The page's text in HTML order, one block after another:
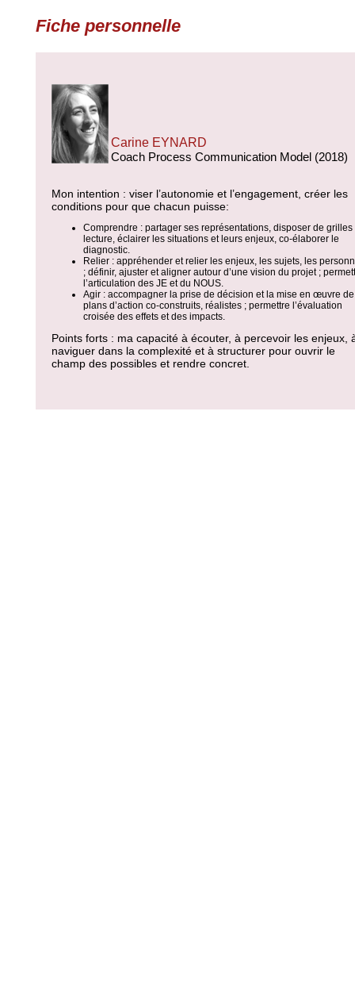
Fiche personnelle
Carine EYNARD
Coach Process Communication Model (2018)
Mon intention : viser l’autonomie et l’engagement, créer les
conditions pour que chacun puisse:
Comprendre : partager ses représentations, disposer de grilles
lecture, éclairer les situations et leurs enjeux, co-élaborer le
diagnostic.
Relier : appréhender et relier les enjeux, les sujets, les
; définir, ajuster et aligner autour d’une vision du projet ;
l’articulation des JE et du NOUS.
Agir : accompagner la prise de décision et la mise en œuvre de
plans d’action co-construits, réalistes ; permettre l’évaluation
croisée des effets et des impacts.
Points forts : ma capacité à écouter, à percevoir les enjeux,
naviguer dans la complexité et à structurer pour ouvrir le
champ des possibles et rendre concret.